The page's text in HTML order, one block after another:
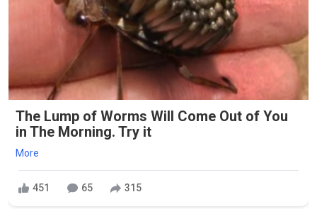
The Lump of Worms Will Come Out of You
in The Morning. Try it
More
451 65 315